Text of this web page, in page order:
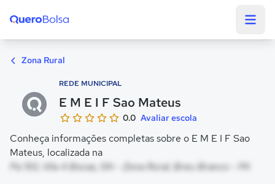
Zona Rural
REDE MUNICIPAL
E M E I F Sao Mateus
0.0 Avaliar escola
Conheça informações completas sobre o E M E I F Sao
Mateus, localizada na
Pa 150, Vila 4 Bocas, SN - Zona Rural, Breu Branco - PA